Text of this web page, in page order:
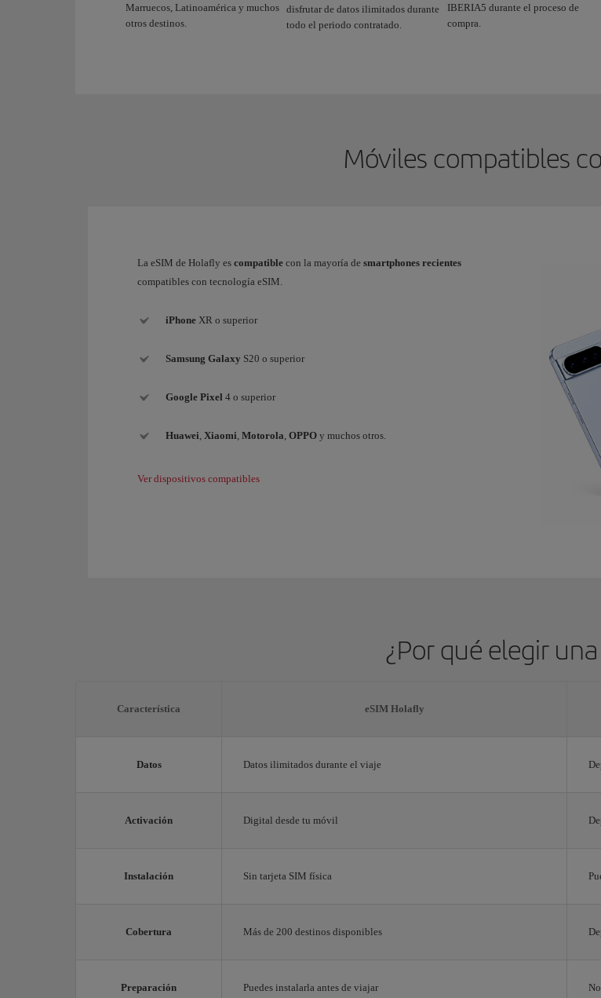
Marruecos, Latinoamérica y muchos
otros destinos.
disfrutar de datos ilimitados durante
todo el periodo contratado.
IBERIA5 durante el proceso de
compra.
Móviles compatibles
La eSIM de Holafly es compatible con la mayoría de smartphones recientes
compatibles con tecnología eSIM.
iPhone XR o superior
Samsung Galaxy S20 o superior
Google Pixel 4 o superior
Huawei, Xiaomi, Motorola, OPPO y muchos otros.
Ver dispositivos compatibles
¿Por qué elegir una
Característica eSIM Holafly
Datos Datos ilimitados durante el viaje
Activación Digital desde tu móvil
Instalación Sin tarjeta SIM física
Cobertura Más de 200 destinos disponibles
Preparación Puedes instalarla antes de viajar